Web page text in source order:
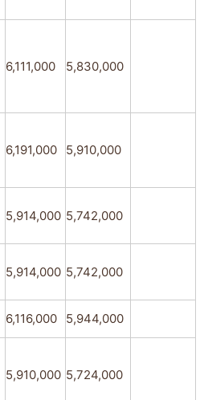
6,111,000 5,830,000
6,191,000 5,910,000
5,914,000 5,742,000
5,914,000 5,742,000
6,116,000
5,944,000
5,910,000 5,724,000